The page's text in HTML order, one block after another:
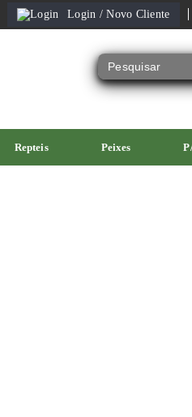
Login / Novo Cliente
Repteis Peixes